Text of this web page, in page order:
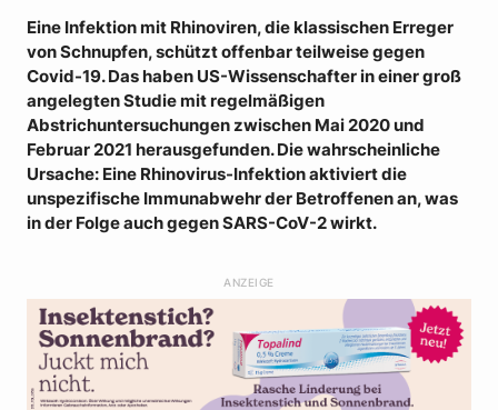
Eine Infektion mit Rhinoviren, die klassischen Erreger
von Schnupfen, schützt offenbar teilweise gegen
Covid-19. Das haben US-Wissenschafter in einer groß
angelegten Studie mit regelmäßigen
Abstrichuntersuchungen zwischen Mai 2020 und
Februar 2021 herausgefunden. Die wahrscheinliche
Ursache: Eine Rhinovirus-Infektion aktiviert die
unspezifische Immunabwehr der Betroffenen an, was
in der Folge auch gegen SARS-CoV-2 wirkt.
ANZEIGE